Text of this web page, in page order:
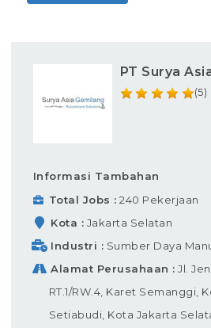
PT Surya
(5)
Informasi Tambahan
Total Jobs
240 Pekerjaan
Kota
Jakarta Selatan
Industri
Sumber Daya
Alamat Perusahaan
Jl.
RT.1/RW.4, Karet Semanggi,
Setiabudi, Kota Jakarta